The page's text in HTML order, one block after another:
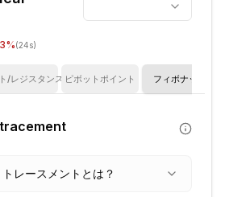
%(24s)
/レジスタンス ピボットポイント フィボナッチ
レースメントとは？